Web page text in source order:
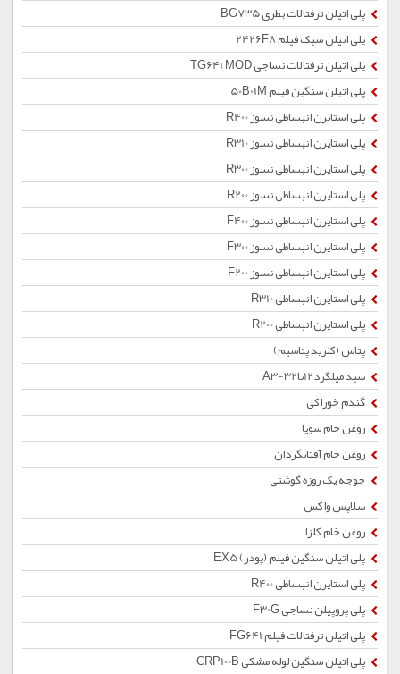
پلی اتیلن ترفتالات بطری BG735
پلی اتیلن سبک فیلم 2426F8
پلی اتیلن ترفتالات نساجی TG641 MOD
پلی اتیلن سنگین فیلم 50B01M
پلی استایرن انبساطی نسوز R400
پلی استایرن انبساطی نسوز R310
پلی استایرن انبساطی نسوز R300
پلی استایرن انبساطی نسوز R200
پلی استایرن انبساطی نسوز F400
پلی استایرن انبساطی نسوز F300
پلی استایرن انبساطی نسوز F200
پلی استایرن انبساطی R310
پلی استایرن انبساطی R200
پتاس (کلرید پتاسیم)
سبد میلگرد12تا32-A3
گندم خوراکی
روغن خام سویا
روغن خام آفتابگردان
جوجه یک روزه گوشتی
سلاپس واکس
روغن خام کلزا
پلی اتیلن سنگین فیلم (پودر) EX5
پلی استایرن انبساطی R400
پلی پروپیلن نساجی F30G
پلی اتیلن ترفتالات فیلم FG641
پلی اتیلن سنگین لوله مشکی CRP100B